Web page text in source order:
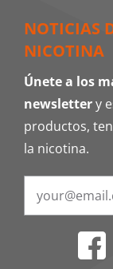
NOTICIAS
NICOTINA
Únete a los
newslettery
productos,
la nicotina.